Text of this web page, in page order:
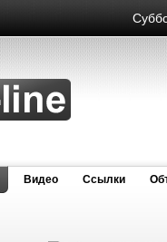
Видео Cсылки